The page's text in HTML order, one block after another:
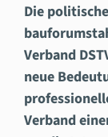
Die
Verband
neue
Verband